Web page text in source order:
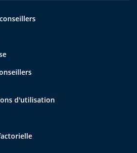
d'utilisation